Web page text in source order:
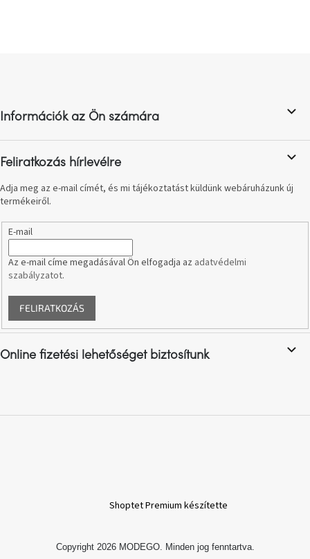
kollekció
Most
repül
A
hullámon
sötét
részlet,
é
c
Információk az Ön számára
Feliratkozás hírlevélre
Adja meg az e-mail címét, és mi tájékoztatást küldünk webáruházunk új
termékeiről.
E-mail
Az e-mail címe megadásával Ön elfogadja az adatvédelmi
szabályzatot.
FELIRATKOZÁS
Online fizetési lehetőséget biztosítunk
Shoptet Premium készítette
Copyright 2026 MODEGO. Minden jog fenntartva.